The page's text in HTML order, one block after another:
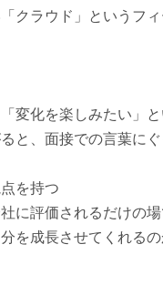
クラウド」というフ
変化を楽しみたい」
と、面接での言葉にぐ
を持つ
に評価されるだけの場
を成長させてくれる